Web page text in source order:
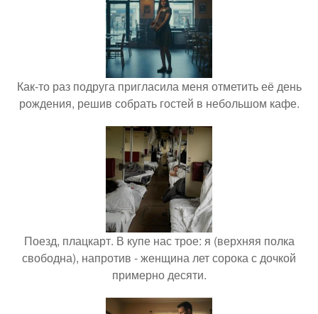
Как-то раз подруга пригласила меня отметить её день
рождения, решив собрать гостей в небольшом кафе.
Поезд, плацкарт. В купе нас трое: я (верхняя полка
свободна), напротив - женщина лет сорока с дочкой
примерно десяти.